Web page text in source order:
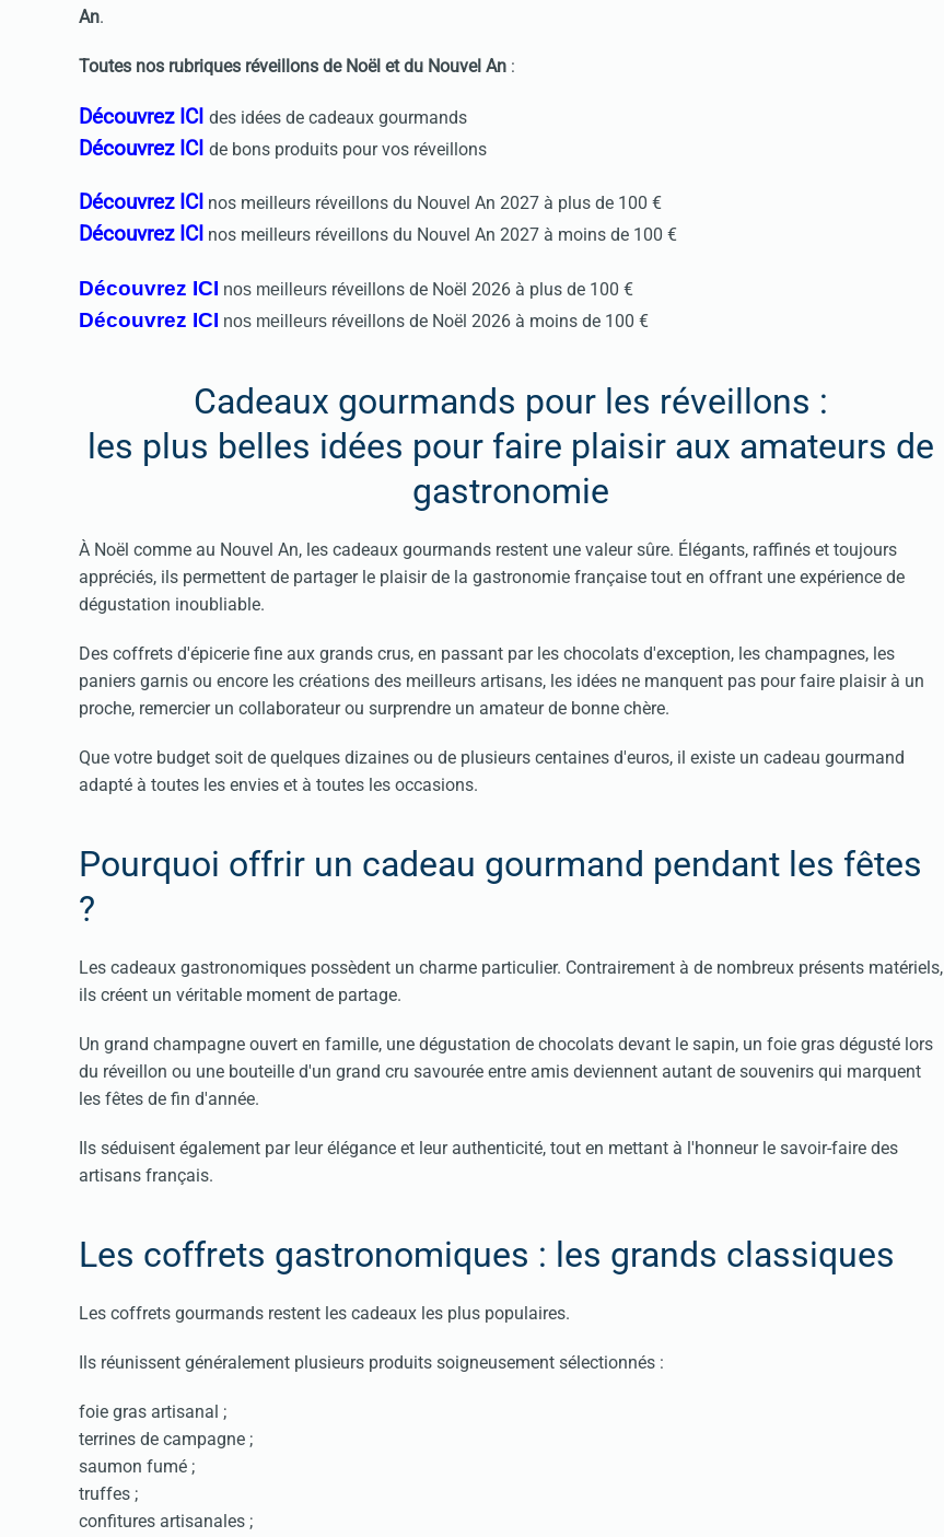
An.
Toutes nos rubriques réveillons de Noël et du Nouvel An :
Découvrez ICI des idées de cadeaux gourmands
Découvrez ICI de bons produits pour vos réveillons
Découvrez ICI nos meilleurs réveillons du Nouvel An 2027 à plus de 100 €
Découvrez ICI nos meilleurs réveillons du Nouvel An 2027 à moins de 100 €
Découvrez ICI nos meilleurs réveillons de Noël 2026 à plus de 100 €
Découvrez ICI nos meilleurs réveillons de Noël 2026 à moins de 100 €
Cadeaux gourmands pour les réveillons :
les plus belles idées pour faire plaisir aux amateurs de
gastronomie
À Noël comme au Nouvel An, les cadeaux gourmands restent une valeur sûre. Élégants, raffinés et toujours
appréciés, ils permettent de partager le plaisir de la gastronomie française tout en offrant une expérience de
dégustation inoubliable.
Des coffrets d'épicerie fine aux grands crus, en passant par les chocolats d'exception, les champagnes, les
paniers garnis ou encore les créations des meilleurs artisans, les idées ne manquent pas pour faire plaisir à un
proche, remercier un collaborateur ou surprendre un amateur de bonne chère.
Que votre budget soit de quelques dizaines ou de plusieurs centaines d'euros, il existe un cadeau gourmand
adapté à toutes les envies et à toutes les occasions.
Pourquoi offrir un cadeau gourmand pendant les fêtes
?
Les cadeaux gastronomiques possèdent un charme particulier. Contrairement à de nombreux présents matériels,
ils créent un véritable moment de partage.
Un grand champagne ouvert en famille, une dégustation de chocolats devant le sapin, un foie gras dégusté lors
du réveillon ou une bouteille d'un grand cru savourée entre amis deviennent autant de souvenirs qui marquent
les fêtes de fin d'année.
Ils séduisent également par leur élégance et leur authenticité, tout en mettant à l'honneur le savoir-faire des
artisans français.
Les coffrets gastronomiques : les grands classiques
Les coffrets gourmands restent les cadeaux les plus populaires.
Ils réunissent généralement plusieurs produits soigneusement sélectionnés :
foie gras artisanal ;
terrines de campagne ;
saumon fumé ;
truffes ;
confitures artisanales ;